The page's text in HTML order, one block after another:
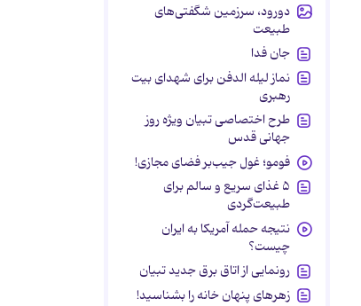
دورود، سرزمین شگفتی‌های
طبیعت
جان فدا
نماز لیله الدفن برای شهدای بیت
رهبری
طرح اختصاصی تبیان ویژه روز
جهانی قدس
فومو؛ غول جیب‌بر فضای مجازی!
۵ غذای سریع و سالم برای
طبیعت‌گردی
نتیجه حمله آمریکا به ایران
چیست؟
رونمایی از اتاق برق جدید تبیان
زهرهای پنهان خانه را بشناسید!